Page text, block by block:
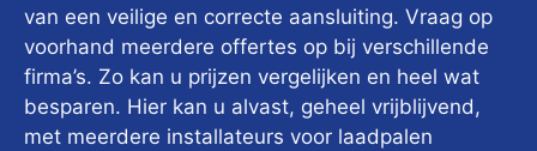
van een veilige en correcte aansluiting. Vraag op
voorhand meerdere offertes op bij verschillende
firma’s. Zo kan u prijzen vergelijken en heel wat
besparen. Hier kan u alvast, geheel vrijblijvend,
met meerdere installateurs voor laadpalen